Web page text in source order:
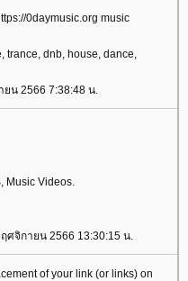
0daymusic.org music
trance, dnb, house, dance,
น 2566 7:38:48 น.
Music Videos.
ศจิกายน 2566 13:30:15 น.
of your link (or links) on